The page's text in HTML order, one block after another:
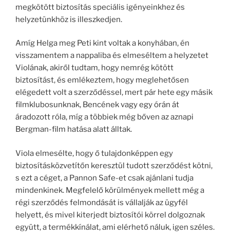
megkötött biztosítás speciális igényeinkhez és
helyzetünkhöz is illeszkedjen.
Amíg Helga meg Peti kint voltak a konyhában, én
visszamentem a nappaliba és elmeséltem a helyzetet
Violának, akiről tudtam, hogy nemrég kötött
biztosítást, és emlékeztem, hogy meglehetősen
elégedett volt a szerződéssel, mert pár hete egy másik
filmklubosunknak, Bencének vagy egy órán át
áradozott róla, míg a többiek még bőven az aznapi
Bergman-film hatása alatt álltak.
Viola elmesélte, hogy ő tulajdonképpen egy
biztosításközvetítőn keresztül tudott szerződést kötni,
s ezt a céget, a Pannon Safe-et csak ajánlani tudja
mindenkinek. Megfelelő körülmények mellett még a
régi szerződés felmondását is vállalják az ügyfél
helyett, és mivel kiterjedt biztosítói körrel dolgoznak
együtt, a termékkínálat, ami elérhető náluk, igen széles.